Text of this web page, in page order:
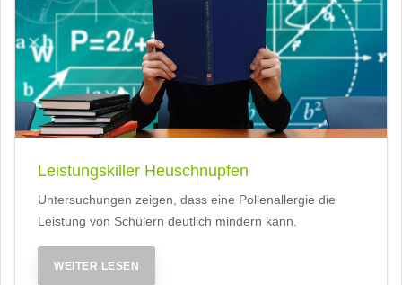
Leistungskiller Heuschnupfen
Untersuchungen zeigen, dass eine Pollenallergie die
Leistung von Schülern deutlich mindern kann.
WEITER LESEN